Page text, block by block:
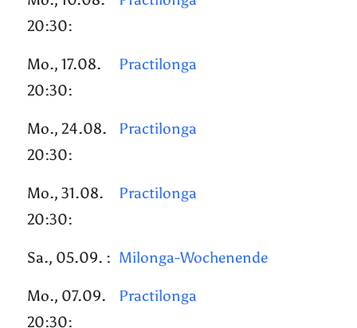
20:30:
Mo., 17.08.
20:30:
Practilonga
Mo., 24.08.
20:30:
Practilonga
Mo., 31.08.
20:30:
Practilonga
Sa., 05.09. : Milonga-Wochenende
Mo., 07.09.
20:30:
Practilonga